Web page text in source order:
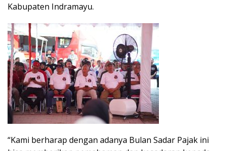
Kabupaten Indramayu.
“Kami berharap dengan adanya Bulan Sadar Pajak ini